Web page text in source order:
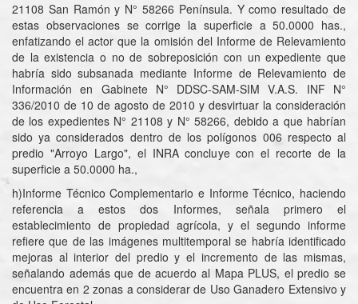
21108 San Ramón y N° 58266 Península. Y como resultado de
estas observaciones se corrige la superficie a 50.0000 has.,
enfatizando el actor que la omisión del Informe de Relevamiento
de la existencia o no de sobreposición con un expediente que
habría sido subsanada mediante Informe de Relevamiento de
Información en Gabinete N° DDSC-SAM-SIM V.A.S. INF N°
336/2010 de 10 de agosto de 2010 y desvirtuar la consideración
de los expedientes N° 21108 y N° 58266, debido a que habrían
sido ya considerados dentro de los polígonos 006 respecto al
predio "Arroyo Largo", el INRA concluye con el recorte de la
superficie a 50.0000 ha.,
h)Informe Técnico Complementario e Informe Técnico, haciendo
referencia a estos dos Informes, señala primero el
establecimiento de propiedad agrícola, y el segundo informe
refiere que de las imágenes multitemporal se habría identificado
mejoras al interior del predio y el incremento de las mismas,
señalando además que de acuerdo al Mapa PLUS, el predio se
encuentra en 2 zonas a considerar de Uso Ganadero Extensivo y